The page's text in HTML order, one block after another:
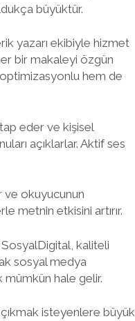
büyüktür.
yazarı ekibiyle hizmet
bir makaleyi özgün
hem de
eder ve kişisel
açıklarlar. Aktif ses
ve okuyucunun
metnin etkisini artırır.
SosyalDigital, kaliteli
sosyal medya
mümkün hale gelir.
isteyenlere büyük